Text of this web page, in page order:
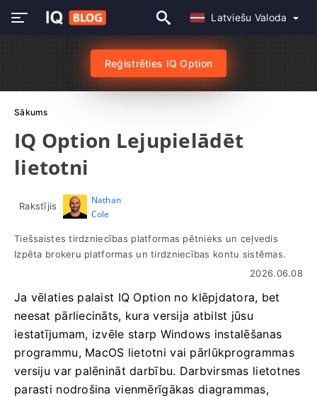
Latviešu Valoda
Reģistrēties IQ Option
Sākums
IQ Option Lejupielādēt
lietotni
Rakstījis
Nathan
Cole
Tiešsaistes tirdzniecības platformas pētnieks un ceļvedis
Izpēta brokeru platformas un tirdzniecības kontu sistēmas.
2026.06.08
Ja vēlaties palaist IQ Option no klēpjdatora, bet
neesat pārliecināts, kura versija atbilst jūsu
iestatījumam, izvēle starp Windows instalēšanas
programmu, MacOS lietotni vai pārlūkprogrammas
versiju var palēnināt darbību. Darbvirsmas lietotnes
parasti nodrošina vienmērīgākas diagrammas,